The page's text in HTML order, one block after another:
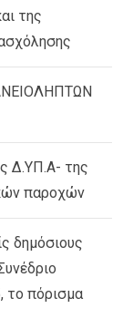
της
Δ.ΥΠ.Α- της
παροχών
δημόσιους
το πόρισμα